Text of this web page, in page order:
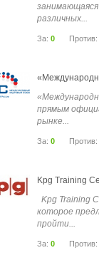
различных...
За: 0 Против:
прямым
рынке...
За: 0 Против:
Kpg Training
Kpg Training
которое
пройти...
За: 0 Против: